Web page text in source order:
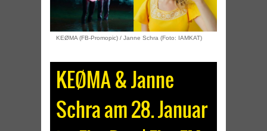
KEØMA (FB-Promopic) / Janne Schra (Foto: IAMKAT)
KEØMA & Janne
Schra am 28. Januar